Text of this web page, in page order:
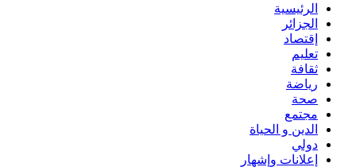
الرئيسية
الجزائر
إقتصاد
تعليم
ثقافة
رياضة
صحة
مجتمع
الدين و الحياة
دولي
إعلانات وإشهار